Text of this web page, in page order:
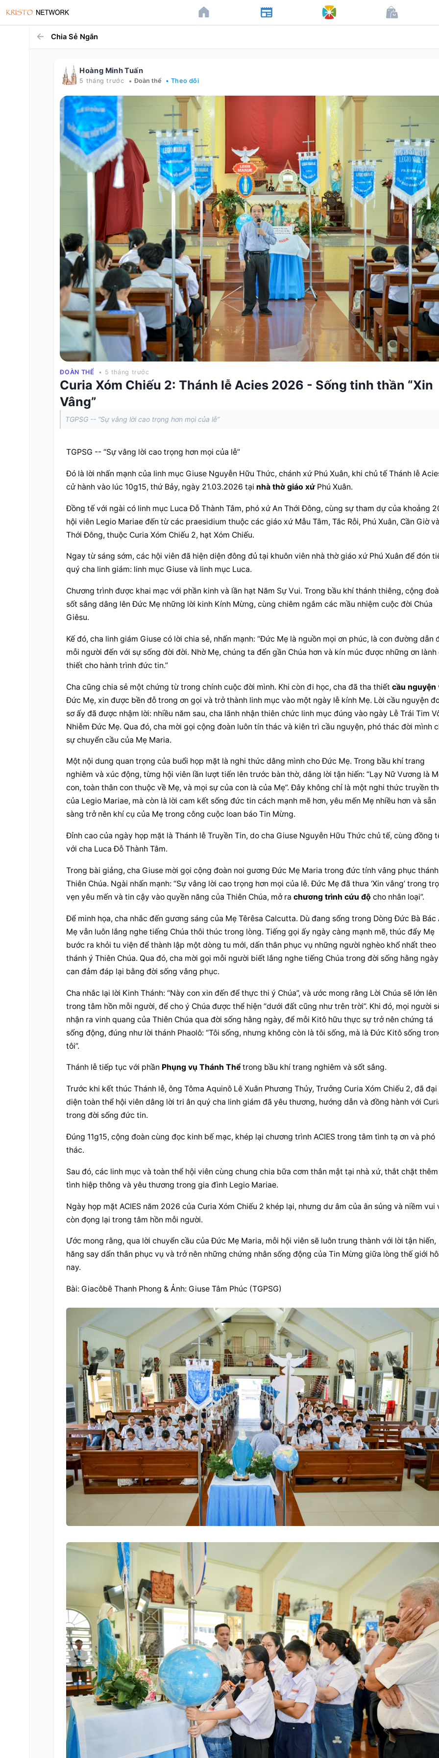
Chia Sẻ Ngắn
Hoàng Minh Tuấn
5 tháng trước • Đoàn thể • Theo dõi
ĐOÀN THỂ • 5 tháng trước
Curia Xóm Chiếu 2: Thánh lễ Acies 2026 - Sống tinh thần “Xin
Vâng”
TGPSG -- “Sự vâng lời cao trọng hơn mọi của lễ”
TGPSG -- “Sự vâng lời cao trọng hơn mọi của lễ”
Đó là lời nhấn mạnh của linh mục Giuse Nguyễn Hữu Thức, chánh xứ Phú Xuân, khi chủ tế Thánh lễ
cử hành vào lúc 10g15, thứ Bảy, ngày 21.03.2026 tại nhà thờ giáo xứ Phú Xuân.
Đồng tế với ngài có linh mục Luca Đỗ Thành Tâm, phó xứ An Thới Đông, cùng sự tham dự của khoảng
hội viên Legio Mariae đến từ các praesidium thuộc các giáo xứ Mẫu Tâm, Tắc Rỗi, Phú Xuân, Cần Giờ
Thới Đông, thuộc Curia Xóm Chiếu 2, hạt Xóm Chiếu.
Ngay từ sáng sớm, các hội viên đã hiện diện đông đủ tại khuôn viên nhà thờ giáo xứ Phú Xuân để đón
quý cha linh giám: linh mục Giuse và linh mục Luca.
Chương trình được khai mạc với phần kinh và lần hạt Năm Sự Vui. Trong bầu khí thánh thiêng, cộng
sốt sắng dâng lên Đức Mẹ những lời kinh Kính Mừng, cùng chiêm ngắm các mầu nhiệm cuộc đời Chúa
Giêsu.
Kế đó, cha linh giám Giuse có lời chia sẻ, nhấn mạnh: “Đức Mẹ là nguồn mọi ơn phúc, là con đường dẫn
mỗi người đến với sự sống đời đời. Nhờ Mẹ, chúng ta đến gần Chúa hơn và kín múc được những ơn lành
thiết cho hành trình đức tin.”
Cha cũng chia sẻ một chứng từ trong chính cuộc đời mình. Khi còn đi học, cha đã tha thiết cầu nguyện
Đức Mẹ, xin được bền đỗ trong ơn gọi và trở thành linh mục vào một ngày lễ kính Mẹ. Lời cầu nguyện
sơ ấy đã được nhậm lời: nhiều năm sau, cha lãnh nhận thiên chức linh mục đúng vào ngày Lễ Trái Tim
Nhiễm Đức Mẹ. Qua đó, cha mời gọi cộng đoàn luôn tín thác và kiên trì cầu nguyện, phó thác đời mình
sự chuyển cầu của Mẹ Maria.
Một nội dung quan trọng của buổi họp mặt là nghi thức dâng mình cho Đức Mẹ. Trong bầu khí trang
nghiêm và xúc động, từng hội viên lần lượt tiến lên trước bàn thờ, dâng lời tận hiến: “Lạy Nữ Vương là
con, toàn thân con thuộc về Mẹ, và mọi sự của con là của Mẹ”. Đây không chỉ là một nghi thức truyền
của Legio Mariae, mà còn là lời cam kết sống đức tin cách mạnh mẽ hơn, yêu mến Mẹ nhiều hơn và sẵn
sàng trở nên khí cụ của Mẹ trong công cuộc loan báo Tin Mừng.
Đỉnh cao của ngày họp mặt là Thánh lễ Truyền Tin, do cha Giuse Nguyễn Hữu Thức chủ tế, cùng đồng
với cha Luca Đỗ Thành Tâm.
Trong bài giảng, cha Giuse mời gọi cộng đoàn noi gương Đức Mẹ Maria trong đức tính vâng phục
Thiên Chúa. Ngài nhấn mạnh: “Sự vâng lời cao trọng hơn mọi của lễ. Đức Mẹ đã thưa ‘Xin vâng’ trong
vẹn yêu mến và tin cậy vào quyền năng của Thiên Chúa, mở ra chương trình cứu độ cho nhân loại”.
Để minh họa, cha nhắc đến gương sáng của Mẹ Têrêsa Calcutta. Dù đang sống trong Dòng Đức Bà Bác
Mẹ vẫn luôn lắng nghe tiếng Chúa thôi thúc trong lòng. Tiếng gọi ấy ngày càng mạnh mẽ, thúc đẩy Mẹ
bước ra khỏi tu viện để thành lập một dòng tu mới, dấn thân phục vụ những người nghèo khổ nhất theo
thánh ý Thiên Chúa. Qua đó, cha mời gọi mỗi người biết lắng nghe tiếng Chúa trong đời sống hằng
can đảm đáp lại bằng đời sống vâng phục.
Cha nhắc lại lời Kinh Thánh: “Này con xin đến để thực thi ý Chúa”, và ước mong rằng Lời Chúa sẽ lớn lên
trong tâm hồn mỗi người, để cho ý Chúa được thể hiện “dưới đất cũng như trên trời”. Khi đó, mọi người
nhận ra vinh quang của Thiên Chúa qua đời sống hằng ngày, để mỗi Kitô hữu thực sự trở nên chứng tá
sống động, đúng như lời thánh Phaolô: “Tôi sống, nhưng không còn là tôi sống, mà là Đức Kitô sống
tôi”.
Thánh lễ tiếp tục với phần Phụng vụ Thánh Thể trong bầu khí trang nghiêm và sốt sắng.
Trước khi kết thúc Thánh lễ, ông Tôma Aquinô Lê Xuân Phương Thủy, Trưởng Curia Xóm Chiếu 2, đã đại
diện toàn thể hội viên dâng lời tri ân quý cha linh giám đã yêu thương, hướng dẫn và đồng hành với
trong đời sống đức tin.
Đúng 11g15, cộng đoàn cùng đọc kinh bế mạc, khép lại chương trình ACIES trong tâm tình tạ ơn và phó
thác.
Sau đó, các linh mục và toàn thể hội viên cùng chung chia bữa cơm thân mật tại nhà xứ, thắt chặt thêm
tình hiệp thông và yêu thương trong gia đình Legio Mariae.
Ngày họp mặt ACIES năm 2026 của Curia Xóm Chiếu 2 khép lại, nhưng dư âm của ân sủng và niềm vui
còn đọng lại trong tâm hồn mỗi người.
Ước mong rằng, qua lời chuyển cầu của Đức Mẹ Maria, mỗi hội viên sẽ luôn trung thành với lời tận hiến,
hăng say dấn thân phục vụ và trở nên những chứng nhân sống động của Tin Mừng giữa lòng thế giới
nay.
Bài: Giacôbê Thanh Phong & Ảnh: Giuse Tâm Phúc (TGPSG)